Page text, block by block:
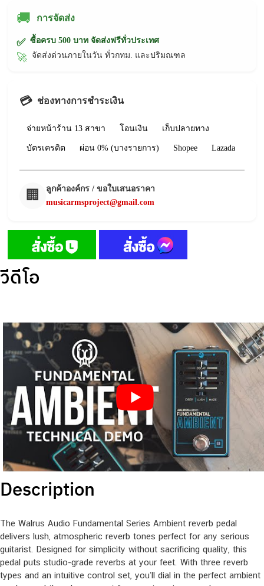
🚚 การจัดส่ง
✅ ซื้อครบ 500 บาท จัดส่งฟรีทั่วประเทศ
🚀 จัดส่งด่วนภายในวัน ทั่วกทม. และปริมณฑล
💳 ช่องทางการชำระเงิน
จ่ายหน้าร้าน 13 สาขา โอนเงิน เก็บปลายทาง
บัตรเครดิต ผ่อน 0% (บางรายการ) Shopee Lazada
🏢
ลูกค้าองค์กร / ขอใบเสนอราคา
musicarmsproject@gmail.com
วีดีโอ
Description
The Walrus Audio Fundamental Series Ambient reverb pedal
delivers lush, atmospheric reverb tones perfect for any serious
guitarist. Designed for simplicity without sacrificing quality, this
pedal puts studio-grade reverbs at your feet. With three reverb
types and an intuitive control set, you’ll dial in the perfect ambient